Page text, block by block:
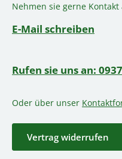
Nehmen sie gerne
E-Mail schreiben
Rufen sie uns an:
Oder über unser
Vertrag widerrufen